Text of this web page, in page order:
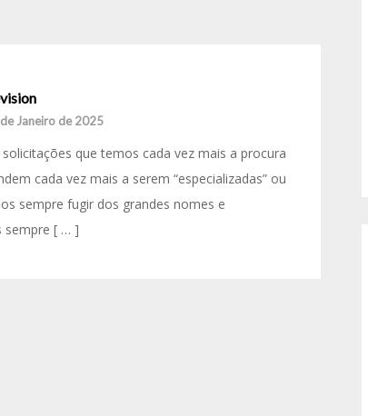
Janeiro de 2025
que temos cada vez mais a procura
cada vez mais a serem “especializadas” ou
sempre fugir dos grandes nomes e
sempre [ … ]